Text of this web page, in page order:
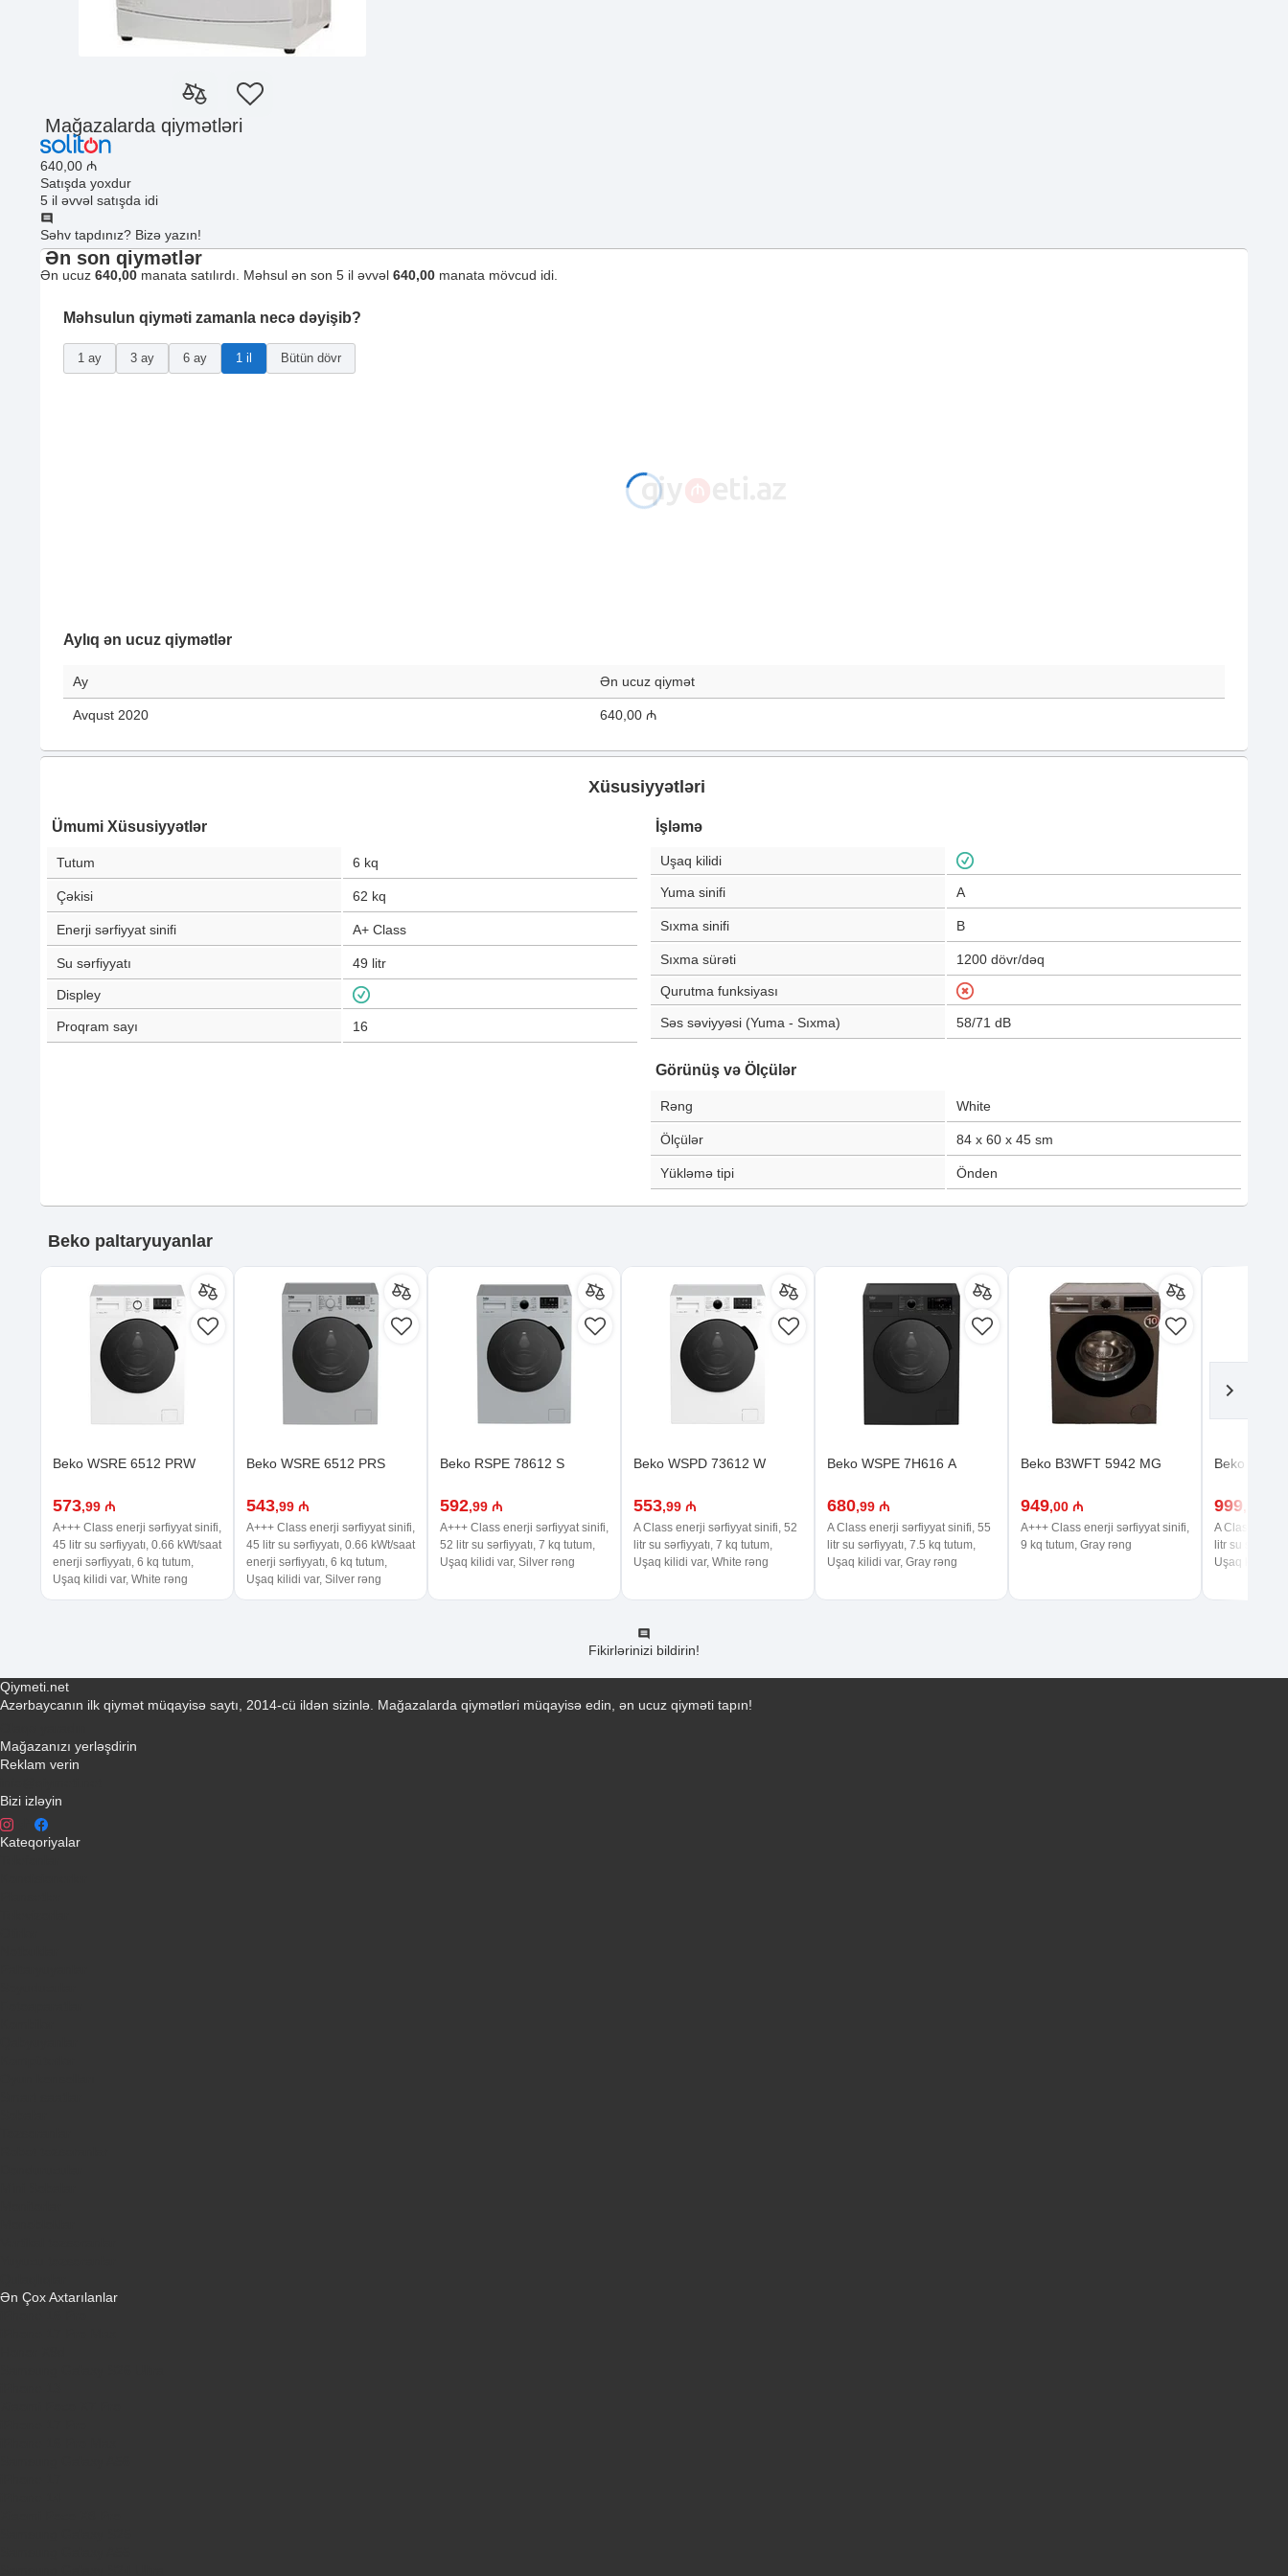
Mağazalarda qiymətləri
640 ,00 ₼
Satışda yoxdur
5 il əvvəl satışda idi
Səhv tapdınız? Bizə yazın!
Ən son qiymətlər
Ən ucuz 640,00 manata satılırdı. Məhsul ən son 5 il əvvəl 640,00 manata mövcud idi.
Məhsulun qiyməti zamanla necə dəyişib?
1 ay 3 ay 6 ay 1 il Bütün dövr
Aylıq ən ucuz qiymətlər
Ay Ən ucuz qiymət
Avqust 2020 640,00 ₼
Xüsusiyyətləri
Ümumi Xüsusiyyətlər
Tutum 6 kq
Çəkisi 62 kq
Enerji sərfiyyat sinifi A+ Class
Su sərfiyyatı 49 litr
Displey
Proqram sayı 16
İşləmə
Uşaq kilidi
Yuma sinifi A
Sıxma sinifi B
Sıxma sürəti 1200 dövr/dəq
Qurutma funksiyası
Səs səviyyəsi (Yuma - Sıxma) 58/71 dB
Görünüş və Ölçülər
Rəng White
Ölçülər 84 x 60 x 45 sm
Yükləmə tipi Önden
Beko paltaryuyanlar
Beko WSRE 6512 PRW
573,99 ₼
A+++ Class enerji sərfiyyat sinifi,
45 litr su sərfiyyatı, 0.66 kWt/saat
enerji sərfiyyatı, 6 kq tutum,
Uşaq kilidi var, White rəng
Beko WSRE 6512 PRS
543,99 ₼
A+++ Class enerji sərfiyyat sinifi,
45 litr su sərfiyyatı, 0.66 kWt/saat
enerji sərfiyyatı, 6 kq tutum,
Uşaq kilidi var, Silver rəng
Beko RSPE 78612 S
592,99 ₼
A+++ Class enerji sərfiyyat sinifi,
52 litr su sərfiyyatı, 7 kq tutum,
Uşaq kilidi var, Silver rəng
Beko WSPD 73612 W
553,99 ₼
A Class enerji sərfiyyat sinifi, 52
litr su sərfiyyatı, 7 kq tutum,
Uşaq kilidi var, White rəng
Beko WSPE 7H616 A
680,99 ₼
A Class enerji sərfiyyat sinifi, 55
litr su sərfiyyatı, 7.5 kq tutum,
Uşaq kilidi var, Gray rəng
Beko B3WFT 5942 MG
949,00 ₼
A+++ Class enerji sərfiyyat sinifi,
9 kq tutum, Gray rəng
Beko WTV
999,99 ₼
A Class
litr su
Uşaq kilidi
Fikirlərinizi bildirin!
Qiymeti.net
Azərbaycanın ilk qiymət müqayisə saytı, 2014-cü ildən sizinlə. Mağazalarda qiymətləri müqayisə edin, ən ucuz qiyməti tapın!
Mağazanızı yerləşdirin
Reklam verin
Bizi izləyin
Kateqoriyalar
Ən Çox Axtarılanlar